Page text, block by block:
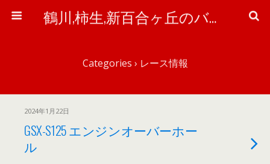
鶴川,柿生,新百合ヶ丘のバイク＆自転車屋さん「ワイズ・ピット」のブログ
Categories › レース情報
2024年1月22日
GSX-S125 エンジンオーバーホー
ル